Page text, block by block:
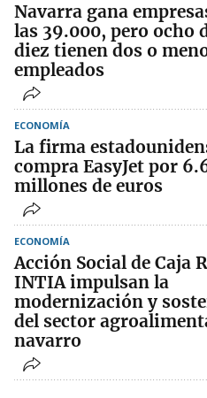
Navarra gana
las 39.000, pero ocho
diez tienen dos o
empleados
ECONOMÍA
La firma
compra EasyJet por
millones de euros
ECONOMÍA
Acción Social de Caja
INTIA impulsan la
modernización y
del sector
navarro